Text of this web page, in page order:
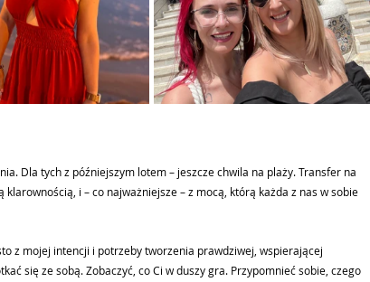
Dla tych z późniejszym lotem – jeszcze chwila na plaży. Transfer na
i – co najważniejsze – z mocą, którą każda z nas w sobie
z mojej intencji i potrzeby tworzenia prawdziwej, wspierającej
się ze sobą. Zobaczyć, co Ci w duszy gra. Przypomnieć sobie, czego